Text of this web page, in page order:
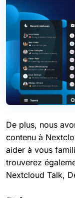
De plus, nous
contenu à
aider à vous
trouverez
Nextcloud Talk,